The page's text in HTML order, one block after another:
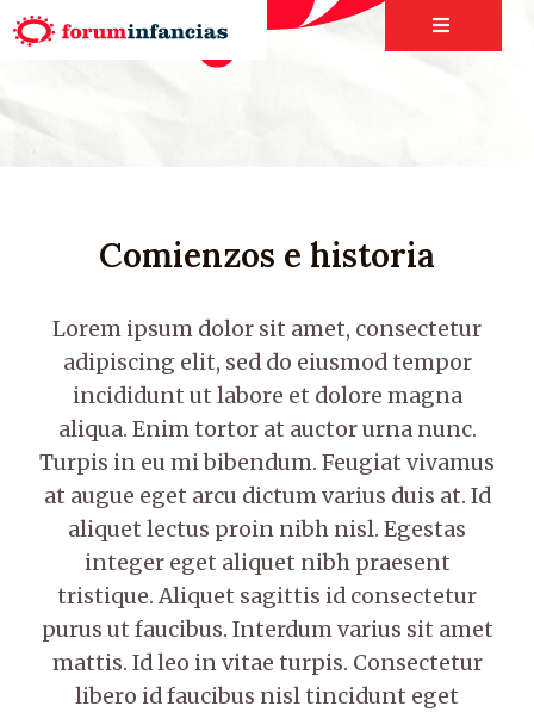
Comienzos e historia
Lorem ipsum dolor sit amet, consectetur
adipiscing elit, sed do eiusmod tempor
incididunt ut labore et dolore magna
aliqua. Enim tortor at auctor urna nunc.
Turpis in eu mi bibendum. Feugiat vivamus
at augue eget arcu dictum varius duis at. Id
aliquet lectus proin nibh nisl. Egestas
integer eget aliquet nibh praesent
tristique. Aliquet sagittis id consectetur
purus ut faucibus. Interdum varius sit amet
mattis. Id leo in vitae turpis. Consectetur
libero id faucibus nisl tincidunt eget